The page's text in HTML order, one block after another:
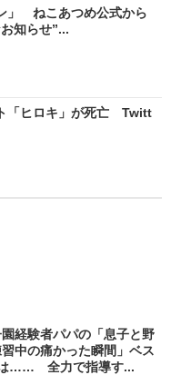
」 ねこあつめ公式から
知らせ”...
「ヒロキ」が死亡 Twitt
経験者パパの「息子と野
中の痛かった瞬間」ベス
は…… 全力で指導す...